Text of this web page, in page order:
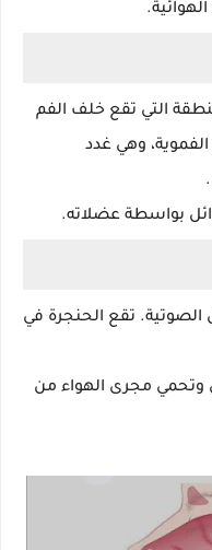
التي تقع خلف الفم
وهي غدد
بواسطة عضلاته.
تقع الحنجرة في
مجرى الهواء من